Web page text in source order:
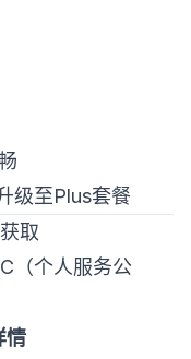
级至Plus套餐
取
（个人服务公
情